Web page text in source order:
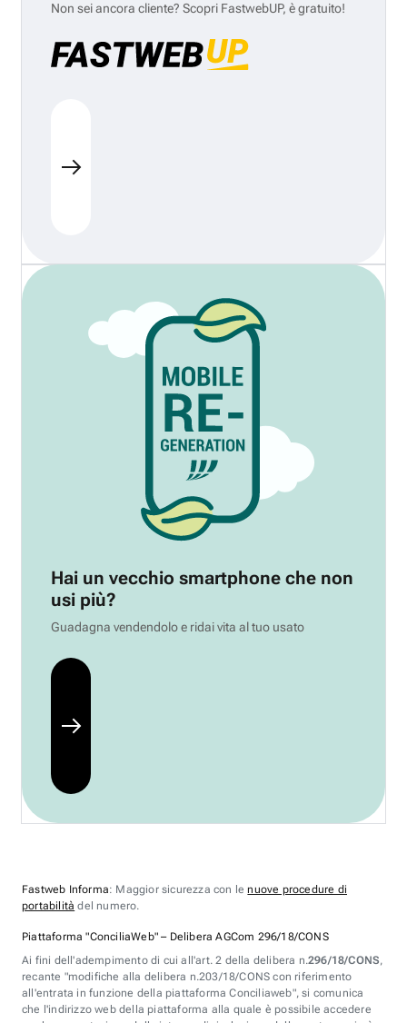
Non sei ancora cliente? Scopri FastwebUP, è gratuito!
Hai un vecchio smartphone che non
usi più?
Guadagna vendendolo e ridai vita al tuo usato
Fastweb Informa: Maggior sicurezza con lenuove procedure di
portabilità del numero.
Piattaforma "ConciliaWeb" – Delibera AGCom 296/18/CONS
Ai fini dell'adempimento di cui all'art. 2 della delibera n.296/18/CONS,
recante "modifiche alla delibera n.203/18/CONS con riferimento
all'entrata in funzione della piattaforma Conciliaweb", si comunica
che l'indirizzo web della piattaforma alla quale è possibile accedere